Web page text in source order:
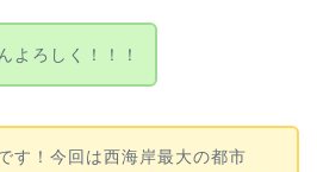
よろしく！！！
す！今回は西海岸最大の都市